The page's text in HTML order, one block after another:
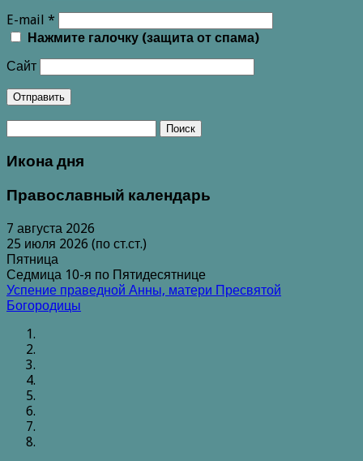
E-mail *
Нажмите галочку (защита от спама)
Сайт
Икона дня
Православный календарь
7 августа 2026
25 июля 2026 (по ст.ст.)
Пятница
Седмица 10-я по Пятидесятнице
Успение праведной Анны, матери Пресвятой
Богородицы